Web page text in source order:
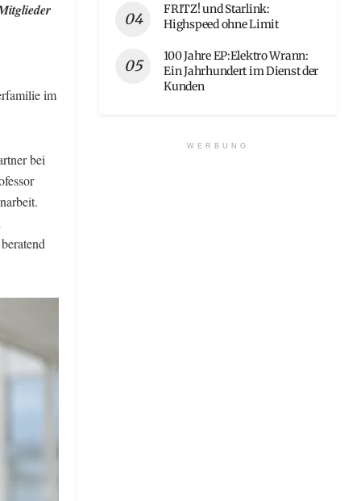
im
bei
FRITZ! und Starlink:
Highspeed ohne Limit
100 Jahre EP:Elektro Wrann:
Ein Jahrhundert im Dienst der
Kunden
WERBUNG